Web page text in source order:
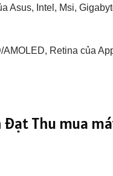
Asus, Intel, Msi,
Retina của
Thu mua